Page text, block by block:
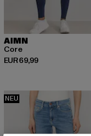
AIMN
Core
EUR 69,99
Derzeitiger Preis: EUR
NEU